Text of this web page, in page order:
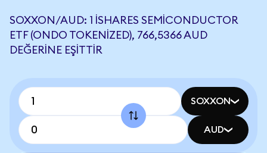
SOXXON/AUD: 1 ISHARES SEMICONDUCTOR
ETF (ONDO TOKENIZED), 766,5366 AUD
DEĞERINE EŞITTIR
SOXXON
AUD